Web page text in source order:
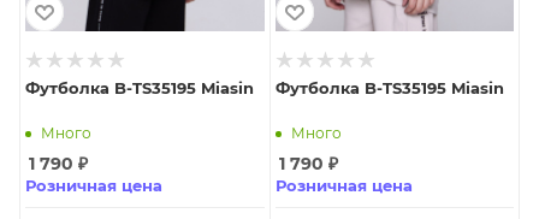
Футболка B-TS35195 Miasin
Много
1 790 ₽
Розничная цена
Футболка B-TS35195 Miasin
Много
1 790 ₽
Розничная цена